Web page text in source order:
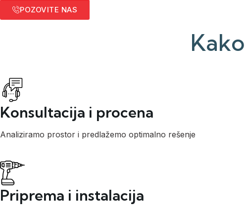
POZOVITE NAS
Kako
Konsultacija i procena
Analiziramo prostor i predlažemo optimalno rešenje
Priprema i instalacija